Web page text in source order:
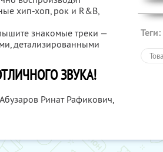
хип-хоп, рок и R&B,
знакомые треки —
детализированными
ЗВУКА!
Ринат Рафикович,
Теги: